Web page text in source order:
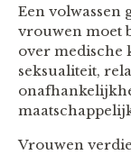
Een volwassen
vrouwen moet
over medische
seksualiteit,
Vrouwen